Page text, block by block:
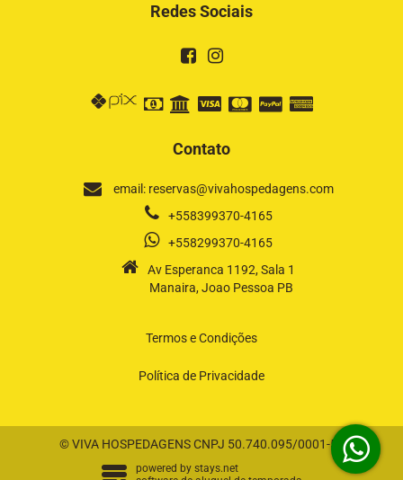
Redes Sociais
Contato
email: reservas@vivahospedagens.com
+558399370-4165
+558299370-4165
Av Esperanca 1192, Sala 1
Manaira, Joao Pessoa PB
Termos e Condições
Política de Privacidade
© VIVA HOSPEDAGENS CNPJ 50.740.095/0001-58
powered by stays.net